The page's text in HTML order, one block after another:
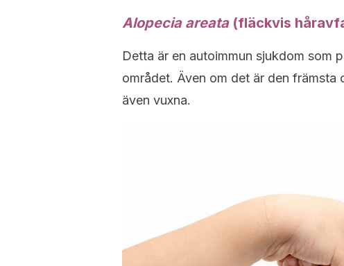
Alopecia areata(fläckvis
Detta är en autoimmun sjukdom som
området. Även om det är den
även vuxna.